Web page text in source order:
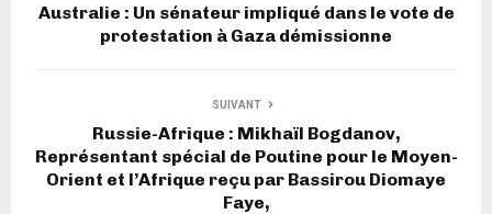
Australie : Un sénateur impliqué dans le vote de
protestation à Gaza démissionne
SUIVANT
Russie-Afrique : Mikhaïl Bogdanov,
Représentant spécial de Poutine pour le Moyen-
Orient et l’Afrique reçu par Bassirou Diomaye
Faye,